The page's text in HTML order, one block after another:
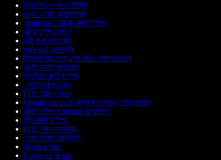
ডিকটেশন ও ভয়েস টাইপিং
ভয়েস এআই অ্যাসিস্ট্যান্ট
Android-এ PDF টেক্সট টু স্পিচ
টেক্সট টু স্পিচ রিডার
নারী কণ্ঠ জেনারেটর
পুরুষ কণ্ঠ জেনারেটর
ডিসলেক্সিয়ার জন্য সেরা রিডিং প্রোগ্রামগুলো
রোবট ভয়েস জেনারেটর
অ্যানিমে টেক্সট টু স্পিচ
এআই ভয়েস চেঞ্জার
PDF অডিও রিডার
Google Docs কি আমার জন্য পড়ে শোনাতে পারে
টেক্সট টু স্পিচ Chrome এক্সটেনশন
হিন্দি টেক্সট টু স্পিচ
PDF রিড অ্যালাউড
এআই ভয়েস জেনারেটর
Texto a Voz
Leitor de Texto